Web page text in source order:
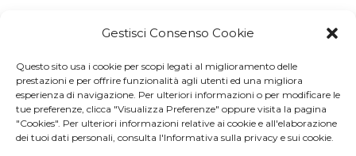
Gestisci Consenso Cookie
Questo sito usa i cookie per scopi legati al miglioramento delle
prestazioni e per offrire funzionalità agli utenti ed una migliora
esperienza di navigazione. Per ulteriori informazioni o per modificare le
tue preferenze, clicca "Visualizza Preferenze" oppure visita la pagina
"Cookies". Per ulteriori informazioni relative ai cookie e all'elaborazione
dei tuoi dati personali, consulta l'Informativa sulla privacy e sui cookie.
Content Creation
Digital PR
Influencer Marketing
Newsletter